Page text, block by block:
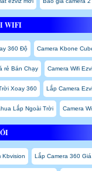
WIFI
360 Độ Camera Kbone
rẻ Bán Chạy Camera Wifi
Xoay 360 Lắp Camera
Lắp Ngoài Trời Camera
Kbvision Lắp Camera 360 Giá